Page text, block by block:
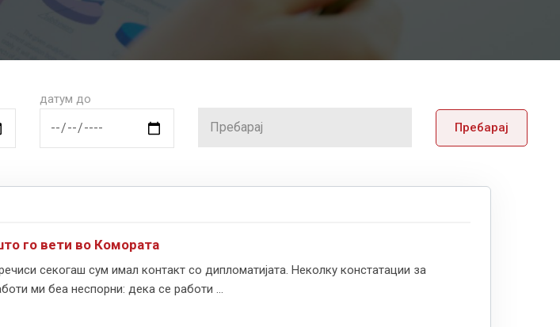
датум до
Пребарај
го вети во Комората
секогаш сум имал контакт со дипломатијата. Неколку констатации за
ми беа неспорни: дека се работи ...